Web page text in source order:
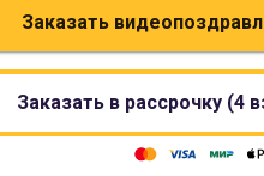
Заказать
Заказать в рассрочку (4